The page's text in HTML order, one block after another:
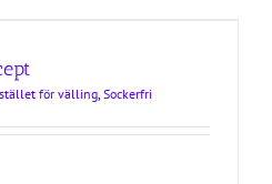
för välling, Sockerfri